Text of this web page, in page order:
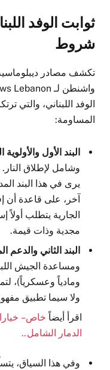
ثوابت الوفد
شروط
تكشف مصادر
الوفد اللبناني، والتي
المساومة:
البند الأول
وشامل لإطلاق
يرى في هذا البند
آخر، على قاعدة أن
الجارية يتطلب
مجدية وذات قيمة.
البند الثاني والدعم
ومساعدة الجيش
ومادياً وعسكرياً)،
ولا سيما تطبيق
اقرأ أيضاً خاص –
الدمار الشامل..
وفي هذا السياق،